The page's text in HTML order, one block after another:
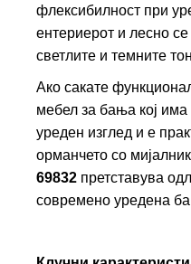
флексибилност при
ентериерот и лесно
светлите и темните
Ако сакате
мебел за бања кој има
уреден изглед и е
орманчето со мијалник
69832 претставува
современо уредена